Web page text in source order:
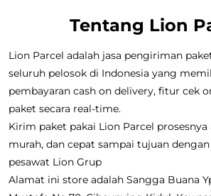
Alamat ini store adalah Sangga Buana
Mustofa No 70, Cibeunying Kidul,
Cikutra, Bandung, Jawa Barat.
Layanan